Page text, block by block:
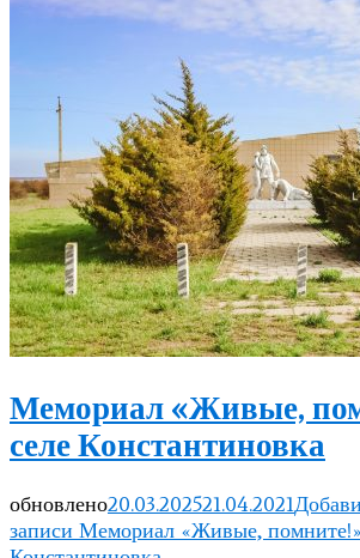
Мемориал «Живые,
селе Константиновка
обновлено20.03.202521.04.2021
записи Мемориал «Живые,